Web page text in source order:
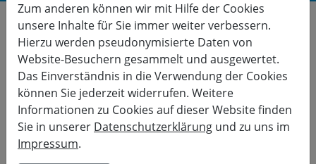
Der Körper, mein Körper.
Wunderwerk und Abenteuer
Wir begegnen dem Körper in Bewegung und Entspannung,
Theorie und Praxis.
Zum anderen können wir mit Hilfe der Cookies
unsere Inhalte für Sie immer weiter verbessern.
Hierzu werden pseudonymisierte Daten von
Website-Besuchern gesammelt und ausgewertet.
Das Einverständnis in die Verwendung der Cookies
können Sie jederzeit widerrufen. Weitere
Informationen zu Cookies auf dieser Website finden
Sie in unserer Datenschutzerklärung und zu uns im
Impressum.